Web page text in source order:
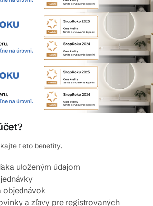
tieto benefity.
uloženým údajom
objednávok
a zľavy pre registrovaných